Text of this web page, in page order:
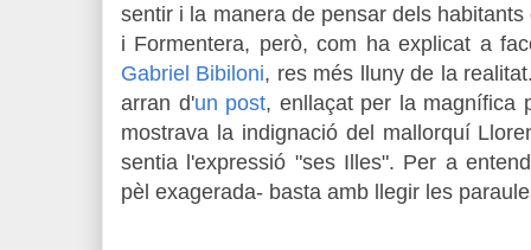
sentir i la manera de pensar dels
i Formentera, però, com ha explicat a
Gabriel Bibiloni, res més lluny de la
arran d'un post, enllaçat per la magnífica
mostrava la indignació del mallorquí
sentia l'expressió "ses Illes". Per a
pèl exagerada- basta amb llegir les